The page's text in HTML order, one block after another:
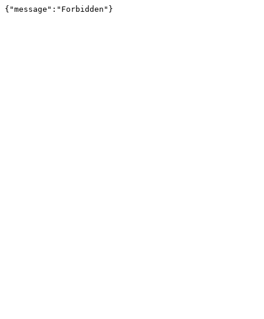
{"message":"Forbidden"}